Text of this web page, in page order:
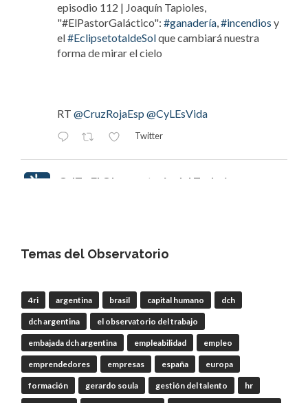
episodio 112 | Joaquín Tapioles,
"#ElPastorGaláctico": #ganadería,#incendios y
el#EclipsetotaldeSolque cambiará nuestra
forma de mirar el cielo
RT @CruzRojaEsp @CyLEsVida
Twitter
OdT - El Observatorio del Trabajo
"#ElPastorGaláctico": ganadería, incendios y el
RT@CEmprendeRadio @CREenZamora
Twitter
Temas del Observatorio
4ri argentina brasil capital humano dch
dch argentina el observatorio del trabajo
embajada dch argentina empleabilidad empleo
emprendedores empresas españa europa
formación gerardo soula gestión del talento hr